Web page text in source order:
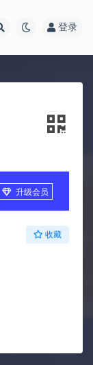
登录
升级会员
收藏